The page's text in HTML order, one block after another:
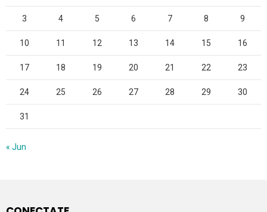
3 4 5 6 7 8 9
10 11 12 13 14 15 16
17 18 19 20 21 22 23
24 25 26 27 28 29 30
31
« Jun